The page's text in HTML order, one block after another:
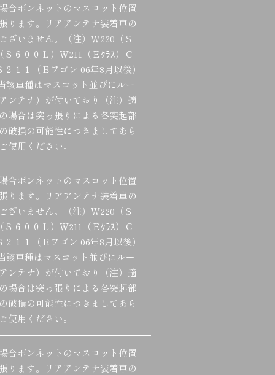
合ボンネットのマスコット位置
ります。リアアンテナ装着車の
ざいません。（注）Ｗ220（Ｓ
Ｓ６００Ｌ）Ｗ211（Ｅｸﾗｽ）Ｃ
１１（Ｅワゴン 06年8月以後）
該車種はマスコット並びにルー
ンテナ）が付いており（注）適
場合は突っ張りによる各突起部
破損の可能性につきましてあら
使用ください。
合ボンネットのマスコット位置
ります。リアアンテナ装着車の
ざいません。（注）Ｗ220（Ｓ
Ｓ６００Ｌ）Ｗ211（Ｅｸﾗｽ）Ｃ
１１（Ｅワゴン 06年8月以後）
該車種はマスコット並びにルー
ンテナ）が付いており（注）適
場合は突っ張りによる各突起部
破損の可能性につきましてあら
使用ください。
合ボンネットのマスコット位置
ります。リアアンテナ装着車の